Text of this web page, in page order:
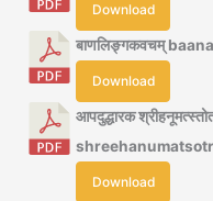
Download
बाणलिङ्गकवचम्
Download
आपदुद्धारक
Download